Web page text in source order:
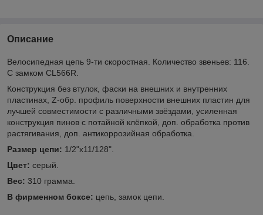
Описание
Велосипедная цепь 9-ти скоростная. Количество звеньев: 116.
С замком CL566R.
Конструкция без втулок, фаски на внешних и внутренних
пластинах, Z-обр. профиль поверхности внешних пластин для
лучшей совместимости с различными звёздами, усиленная
конструкция пинов с потайной клёпкой, доп. обработка против
растягивания, доп. антикоррозийная обработка.
Размер цепи: 1/2"x11/128".
Цвет: серый.
Вес: 310 грамма.
В фирменном боксе: цепь, замок цепи.